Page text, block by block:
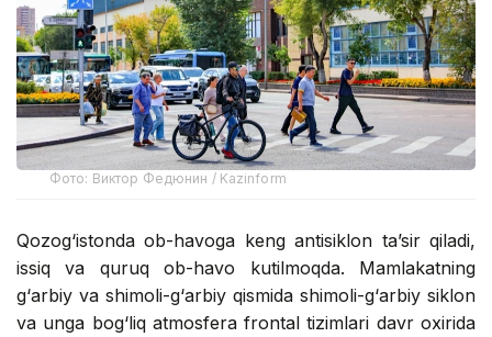
Фото: Виктор Федюнин / Kazinform
Qozog‘istonda ob-havoga keng antisiklon ta’sir qiladi,
issiq va quruq ob-havo kutilmoqda. Mamlakatning
g‘arbiy va shimoli-g‘arbiy qismida shimoli-g‘arbiy siklon
va unga bog‘liq atmosfera frontal tizimlari davr oxirida